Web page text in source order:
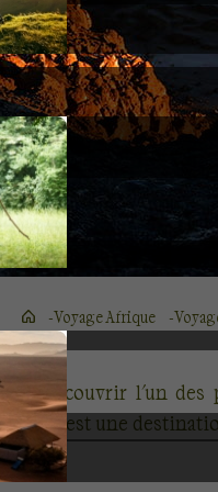
Voyage Afrique
de découvrir l'un des
est une
naturels se trouvent